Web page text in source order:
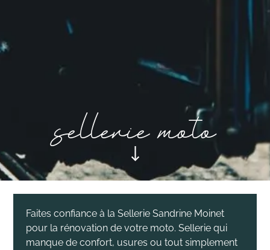
sellerie moto
Faites confiance à la Sellerie Sandrine Moinet
pour la rénovation de votre moto. Sellerie qui
manque de confort, usures ou tout simplement